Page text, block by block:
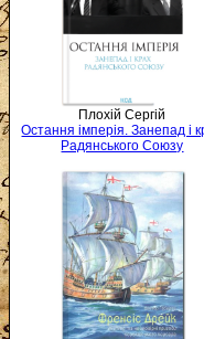
Плохій Сергій
Остання імперія. Занепад і
Радянського Союзу